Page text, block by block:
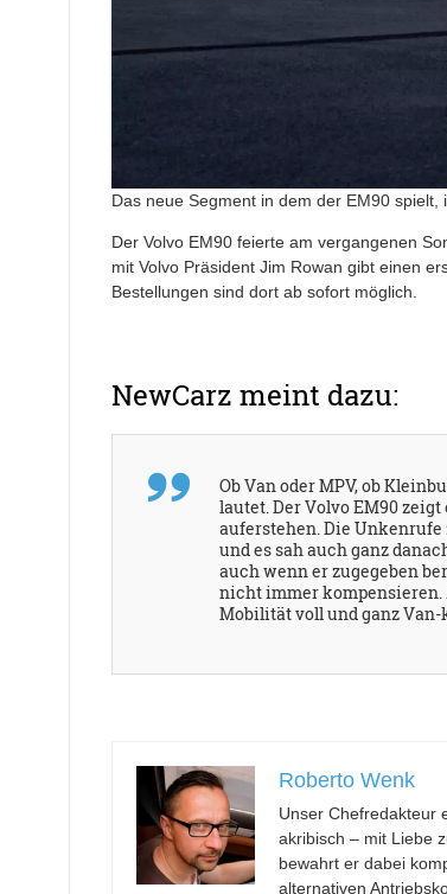
Das neue Segment in dem der EM90
Der Volvo EM90 feierte am vergangenen
mit Volvo Präsident Jim Rowan gibt einen
Bestellungen sind dort ab sofort möglich.
NewCarz meint dazu:
Ob Van oder MPV, ob
lautet. Der Volvo EM90
auferstehen. Die Unkenrufe
und es sah auch ganz
auch wenn er zugegeben
nicht immer kompensieren.
Mobilität voll und ganz
Roberto Wenk
Unser Chefredakteur
akribisch – mit Liebe
bewahrt er dabei
alternativen